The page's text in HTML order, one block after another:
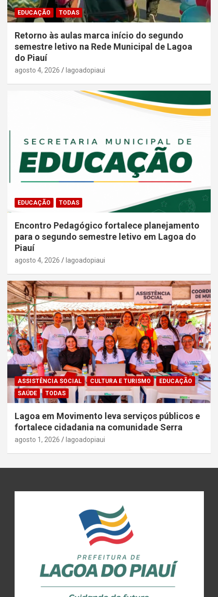
EDUCAÇÃO TODAS
Retorno às aulas marca início do segundo
semestre letivo na Rede Municipal de Lagoa
do Piauí
agosto 4, 2026 lagoadopiaui
EDUCAÇÃO TODAS
Encontro Pedagógico fortalece planejamento
para o segundo semestre letivo em Lagoa do
Piauí
agosto 4, 2026 lagoadopiaui
ASSISTÊNCIA SOCIAL CULTURA E TURISMO
EDUCAÇÃO
SAÚDE
TODAS
Lagoa em Movimento leva serviços públicos e
fortalece cidadania na comunidade Serra
agosto 1, 2026 lagoadopiaui